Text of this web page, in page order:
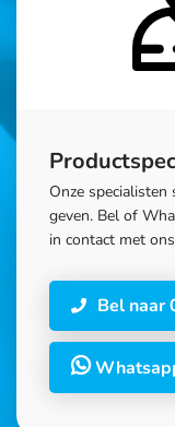
Onze
geven. Bel of
in contact met
Bel naar